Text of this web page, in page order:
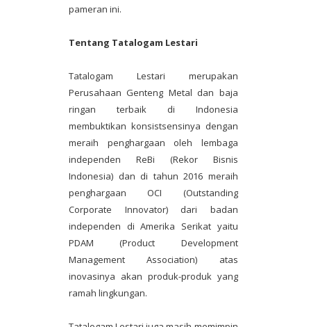
pameran ini.
Tentang Tatalogam Lestari
Tatalogam Lestari merupakan
Perusahaan Genteng Metal dan baja
ringan terbaik di Indonesia
membuktikan konsistsensinya dengan
meraih penghargaan oleh lembaga
independen ReBi (Rekor Bisnis
Indonesia) dan di tahun 2016 meraih
penghargaan OCI (Outstanding
Corporate Innovator) dari badan
independen di Amerika Serikat yaitu
PDAM (Product Development
Management Association) atas
inovasinya akan produk-produk yang
ramah lingkungan.